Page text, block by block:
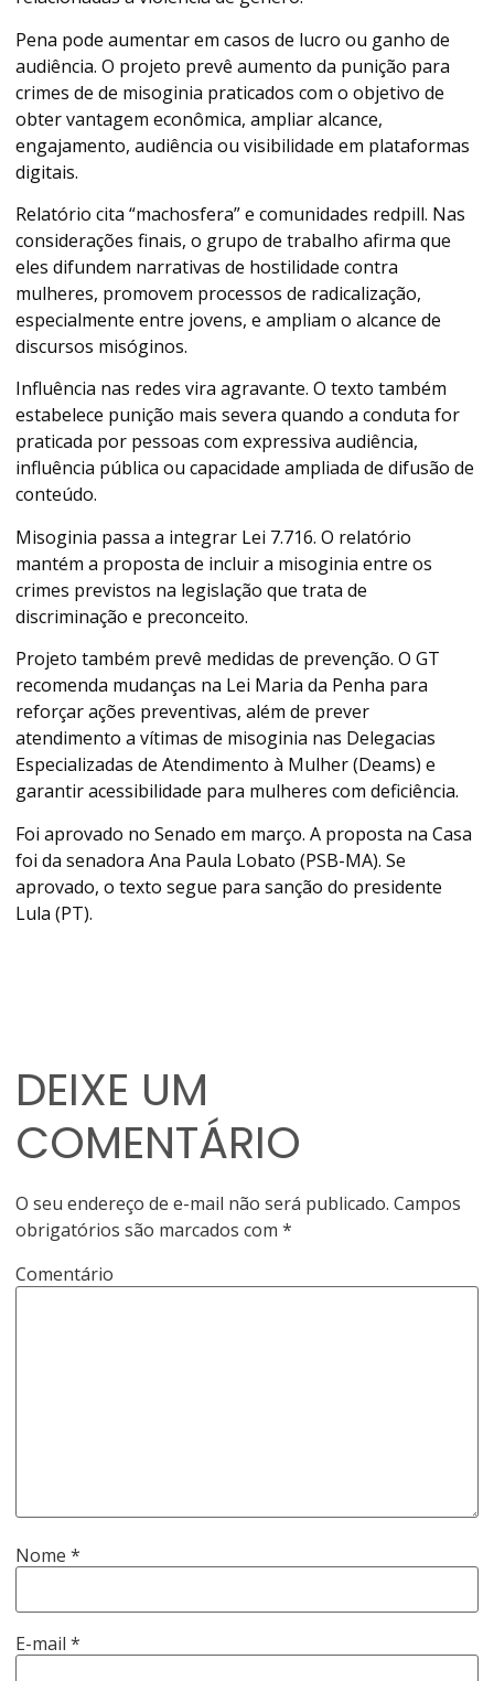
Pena pode aumentar em casos de lucro ou ganho de
audiência. O projeto prevê aumento da punição para
crimes de de misoginia praticados com o objetivo de
obter vantagem econômica, ampliar alcance,
engajamento, audiência ou visibilidade em plataformas
digitais.
Relatório cita “machosfera” e comunidades redpill. Nas
considerações finais, o grupo de trabalho afirma que
eles difundem narrativas de hostilidade contra
mulheres, promovem processos de radicalização,
especialmente entre jovens, e ampliam o alcance de
discursos misóginos.
Influência nas redes vira agravante. O texto também
estabelece punição mais severa quando a conduta for
praticada por pessoas com expressiva audiência,
influência pública ou capacidade ampliada de difusão de
conteúdo.
Misoginia passa a integrar Lei 7.716. O relatório
mantém a proposta de incluir a misoginia entre os
crimes previstos na legislação que trata de
discriminação e preconceito.
Projeto também prevê medidas de prevenção. O GT
recomenda mudanças na Lei Maria da Penha para
reforçar ações preventivas, além de prever
atendimento a vítimas de misoginia nas Delegacias
Especializadas de Atendimento à Mulher (Deams) e
garantir acessibilidade para mulheres com deficiência.
Foi aprovado no Senado em março. A proposta na Casa
foi da senadora Ana Paula Lobato (PSB-MA). Se
aprovado, o texto segue para sanção do presidente
Lula (PT).
DEIXE UM
COMENTÁRIO
O seu endereço de e-mail não será publicado. Campos
obrigatórios são marcados com*
Comentário
Nome*
E-mail*